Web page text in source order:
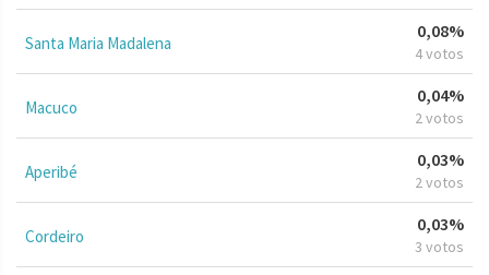
Santa Maria Madalena
0,08%
4 votos
Macuco
0,04%
2 votos
Aperibé
0,03%
2 votos
Cordeiro
0,03%
3 votos